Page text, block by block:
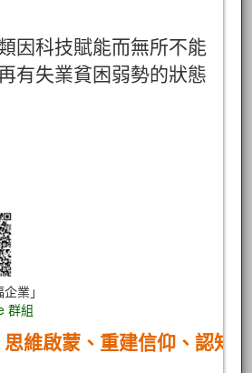
因科技賦能而無所不能
有失業貧困弱勢的狀態
業」
群組
思維啟蒙、重建信仰、認知